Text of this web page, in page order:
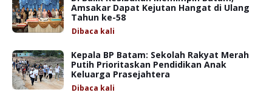
Amsakar Dapat Kejutan Hangat di Ulang
Tahun ke-58
Dibaca kali
Kepala BP Batam: Sekolah Rakyat Merah
Putih Prioritaskan Pendidikan Anak
Keluarga Prasejahtera
Dibaca kali